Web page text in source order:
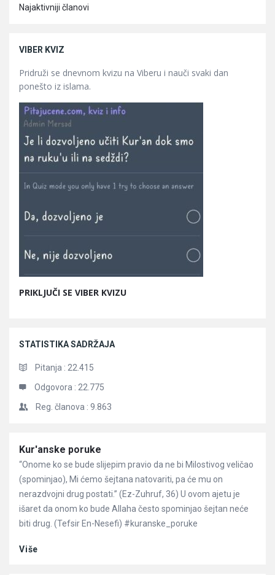
Najaktivniji članovi
VIBER KVIZ
Pridruži se dnevnom kvizu na Viberu i nauči svaki dan
ponešto iz islama.
PRIKLJUČI SE VIBER KVIZU
STATISTIKA SADRŽAJA
Pitanja : 22.415
Odgovora : 22.775
Reg. članova : 9.863
Članci
Kur'anske poruke
“Onome ko se bude slijepim pravio da ne bi Milostivog veličao
(spominjao), Mi ćemo šejtana natovariti, pa će mu on
nerazdvojni drug postati.” (Ez-Zuhruf, 36) U ovom ajetu je
išaret da onom ko bude Allaha često spominjao šejtan neće
biti drug. (Tefsir En-Nesefi) #kuranske_poruke
Više